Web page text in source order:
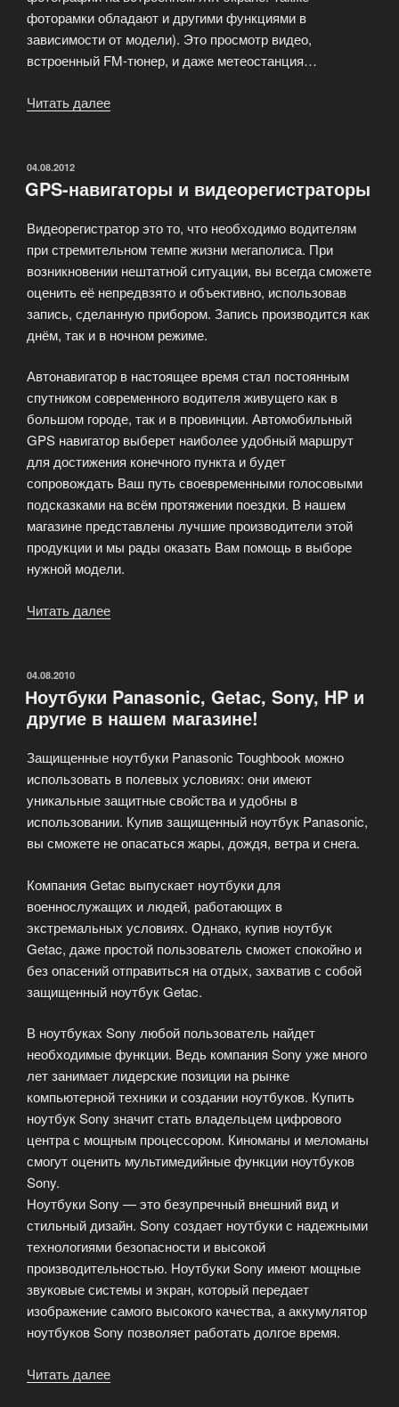
фоторамки обладают и другими функциями в
зависимости от модели). Это просмотр видео,
встроенный FM-тюнер, и даже метеостанция…
Читать далее
образа
ОПУБЛИКОВАНО
04.08.2012
GPS-навигаторы и видеорегистраторы
Видеорегистратор это то, что необходимо водителям
при стремительном темпе жизни мегаполиса. При
возникновении нештатной ситуации, вы всегда сможете
оценить её непредвзято и объективно, использовав
запись, сделанную прибором. Запись производится как
днём, так и в ночном режиме.
Автонавигатор в настоящее время стал постоянным
спутником современного водителя живущего как в
большом городе, так и в провинции. Автомобильный
GPS навигатор выберет наиболее удобный маршрут
для достижения конечного пункта и будет
сопровождать Ваш путь своевременными голосовыми
подсказками на всём протяжении поездки. В нашем
магазине представлены лучшие производители этой
продукции и мы рады оказать Вам помощь в выборе
нужной модели.
Читать далее
ОПУБЛИКОВАНО
04.08.2010
Ноутбуки Panasonic, Getac, Sony, HP и
другие в нашем магазине!
Защищенные ноутбуки Panasonic Toughbook можно
использовать в полевых условиях: они имеют
уникальные защитные свойства и удобны в
использовании. Купив защищенный ноутбук Panasonic,
вы сможете не опасаться жары, дождя, ветра и снега.
Компания Getac выпускает ноутбуки для
военнослужащих и людей, работающих в
экстремальных условиях. Однако, купив ноутбук
Getac, даже простой пользователь сможет спокойно и
без опасений отправиться на отдых, захватив с собой
защищенный ноутбук Getac.
В ноутбуках Sony любой пользователь найдет
необходимые функции. Ведь компания Sony уже много
лет занимает лидерские позиции на рынке
компьютерной техники и создании ноутбуков. Купить
ноутбук Sony значит стать владельцем цифрового
центра с мощным процессором. Киноманы и меломаны
смогут оценить мультимедийные функции ноутбуков
Sony.
Ноутбуки Sony — это безупречный внешний вид и
стильный дизайн. Sony создает ноутбуки с надежными
технологиями безопасности и высокой
производительностью. Ноутбуки Sony имеют мощные
звуковые системы и экран, который передает
изображение самого высокого качества, а аккумулятор
ноутбуков Sony позволяет работать долгое время.
Читать далее